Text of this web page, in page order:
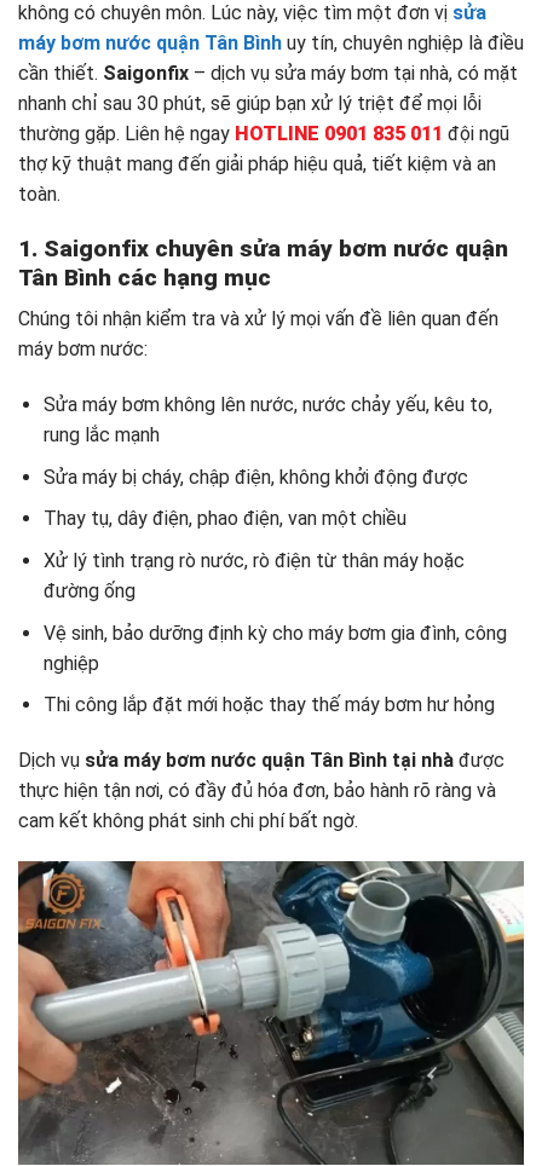
không có chuyên môn. Lúc này, việc tìm một đơn vị sửa
máy bơm nước quận Tân Bình uy tín, chuyên nghiệp là điều
cần thiết. Saigonfix – dịch vụ sửa máy bơm tại nhà, có mặt
nhanh chỉ sau 30 phút, sẽ giúp bạn xử lý triệt để mọi lỗi
thường gặp. Liên hệ ngay HOTLINE 0901 835 011 đội ngũ
thợ kỹ thuật mang đến giải pháp hiệu quả, tiết kiệm và an
toàn.
1. Saigonfix chuyên sửa máy bơm nước quận
Tân Bình các hạng mục
Chúng tôi nhận kiểm tra và xử lý mọi vấn đề liên quan đến
máy bơm nước:
Sửa máy bơm không lên nước, nước chảy yếu, kêu to,
rung lắc mạnh
Sửa máy bị cháy, chập điện, không khởi động được
Thay tụ, dây điện, phao điện, van một chiều
Xử lý tình trạng rò nước, rò điện từ thân máy hoặc
đường ống
Vệ sinh, bảo dưỡng định kỳ cho máy bơm gia đình, công
nghiệp
Thi công lắp đặt mới hoặc thay thế máy bơm hư hỏng
Dịch vụ sửa máy bơm nước quận Tân Bình tại nhà được
thực hiện tận nơi, có đầy đủ hóa đơn, bảo hành rõ ràng và
cam kết không phát sinh chi phí bất ngờ.